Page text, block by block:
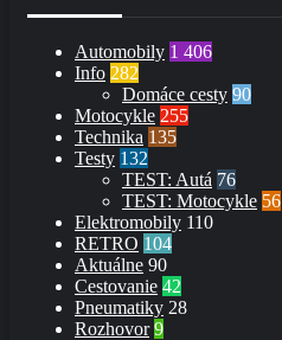
Automobily 1 406
Info 282
Domáce cesty 90
Motocykle 255
Technika 135
Testy 132
TEST: Autá 76
TEST: Motocykle 56
Elektromobily 110
RETRO 104
Aktuálne 90
Cestovanie 42
Pneumatiky 28
Rozhovor 9